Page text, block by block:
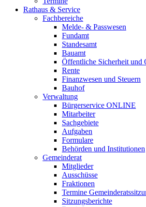
Rathaus & Service
Fachbereiche
Melde- & Passwesen
Fundamt
Standesamt
Bauamt
Öffentliche Sicherheit und
Rente
Finanzwesen und Steuern
Bauhof
Verwaltung
Bürgerservice ONLINE
Mitarbeiter
Sachgebiete
Aufgaben
Formulare
Behörden und Institutionen
Gemeinderat
Mitglieder
Ausschüsse
Fraktionen
Termine
Sitzungsberichte